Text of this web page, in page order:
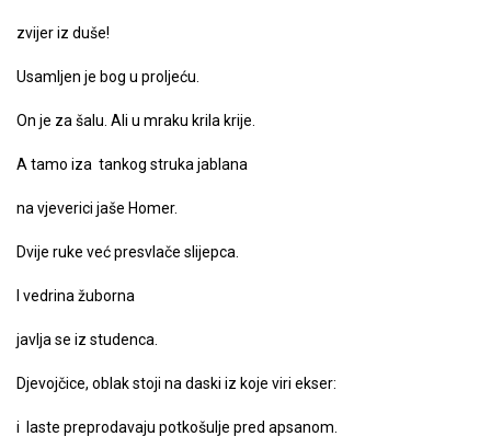
zvijer iz duše!
Usamljen je bog u proljeću.
On je za šalu. Ali u mraku krila krije.
A tamo iza tankog struka jablana
na vjeverici jaše Homer.
Dvije ruke već presvlače slijepca.
I vedrina žuborna
javlja se iz studenca.
Djevojčice, oblak stoji na daski iz koje viri ekser:
i laste preprodavaju potkošulje pred apsanom.